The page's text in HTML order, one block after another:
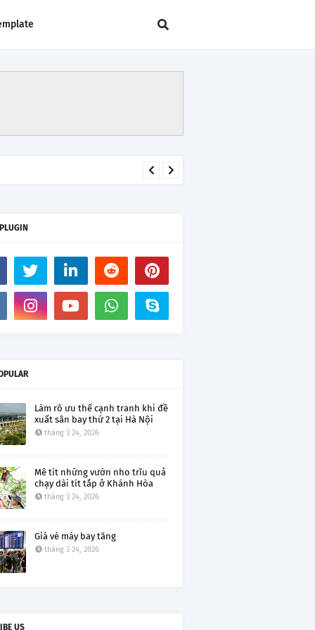
Làm rõ ưu thế cạnh tranh khi đề
xuất sân bay thứ 2 tại Hà Nội
tháng 3 24, 2026
Mê tít những vườn nho trĩu quả
chạy dài tít tắp ở Khánh Hòa
tháng 3 24, 2026
Giá vé máy bay tăng
tháng 3 24, 2026
US